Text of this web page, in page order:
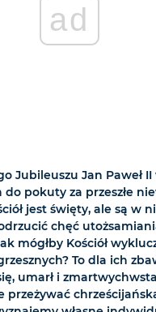
ad
Jubileuszu Jan Paweł
do pokuty za przeszłe
jest święty, ale są w
chęć
mógłby Kościół
To dla ich
umarł i
przeżywać